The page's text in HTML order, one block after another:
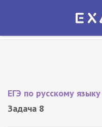
Экзамер — ЕГЭ
ЕГЭ по русскому
Задача 8